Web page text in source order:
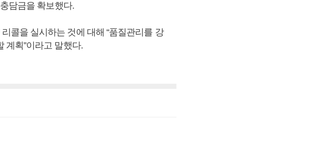
담금을 확보했다.
콜을 실시하는 것에 대해 “품질관리를 강
계획”이라고 말했다.